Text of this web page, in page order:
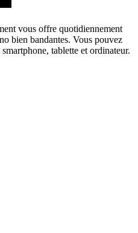
vous offre quotidiennement
bien bandantes. Vous pouvez
tablette et ordinateur.